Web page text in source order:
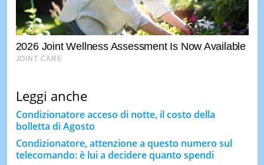
Leggi anche
Condizionatore acceso di notte, il costo della
bolletta di Agosto
Condizionatore, attenzione a questo numero sul
telecomando: è lui a decidere quanto spendi